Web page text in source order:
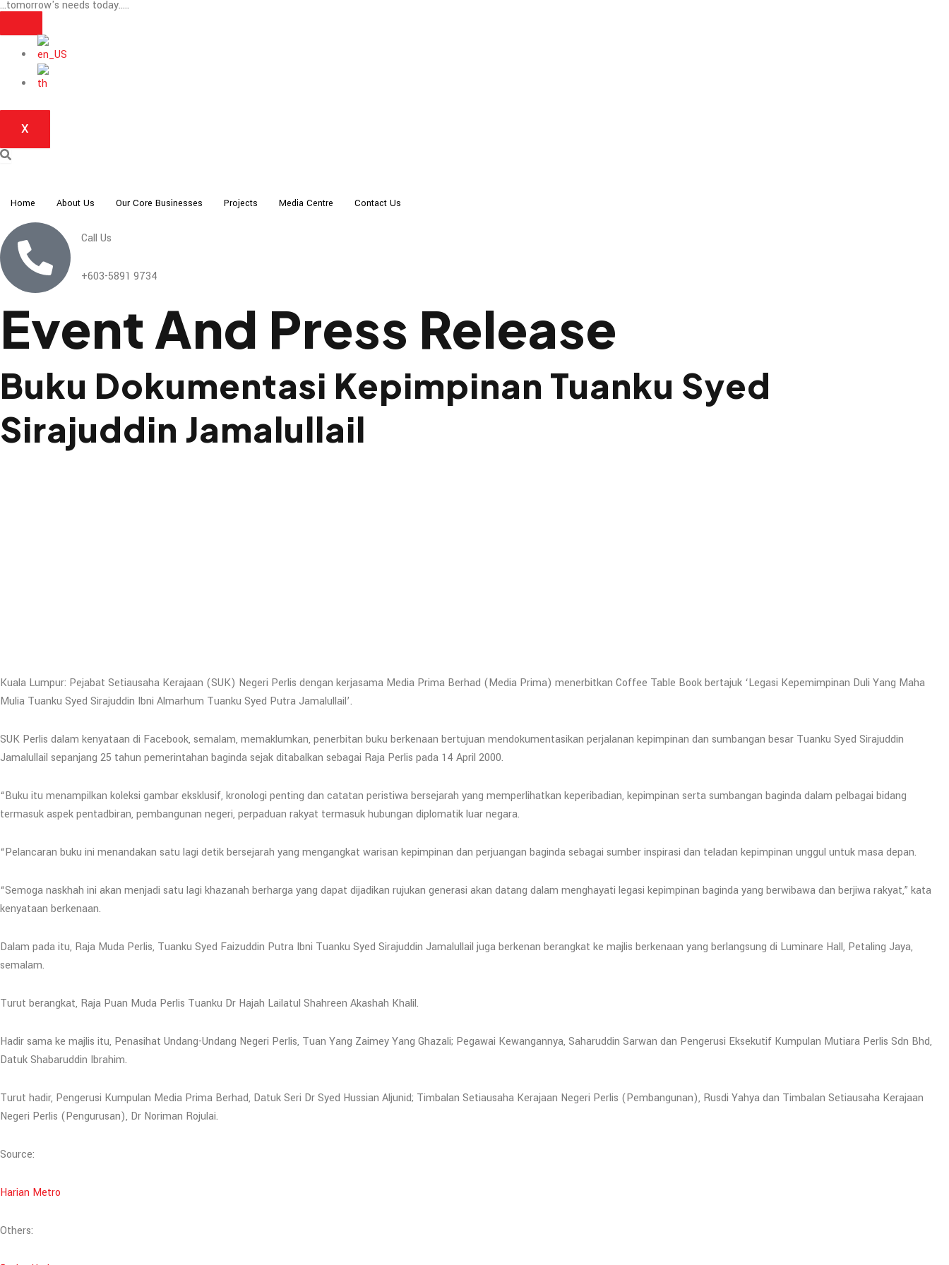
Skip
...tomorrow's needs today.....
X
Home About Us Our Core Businesses Projects Media Centre Contact Us
Call Us
+603-5891 9734
Event And Press Release
Buku Dokumentasi Kepimpinan Tuanku Syed
Sirajuddin Jamalullail
Kuala Lumpur: Pejabat Setiausaha Kerajaan (SUK) Negeri Perlis dengan kerjasama Media Prima Berhad (Media Prima) menerbitkan Coffee Table Book bertajuk ‘Legasi Kepemimpinan Duli Yang Maha
Mulia Tuanku Syed Sirajuddin Ibni Almarhum Tuanku Syed Putra Jamalullail’.
SUK Perlis dalam kenyataan di Facebook, semalam, memaklumkan, penerbitan buku berkenaan bertujuan mendokumentasikan perjalanan kepimpinan dan sumbangan besar Tuanku Syed Sirajuddin
Jamalullail sepanjang 25 tahun pemerintahan baginda sejak ditabalkan sebagai Raja Perlis pada 14 April 2000.
“Buku itu menampilkan koleksi gambar eksklusif, kronologi penting dan catatan peristiwa bersejarah yang memperlihatkan keperibadian, kepimpinan serta sumbangan baginda dalam pelbagai bidang
termasuk aspek pentadbiran, pembangunan negeri, perpaduan rakyat termasuk hubungan diplomatik luar negara.
“Pelancaran buku ini menandakan satu lagi detik bersejarah yang mengangkat warisan kepimpinan dan perjuangan baginda sebagai sumber inspirasi dan teladan kepimpinan unggul untuk masa depan.
“Semoga naskhah ini akan menjadi satu lagi khazanah berharga yang dapat dijadikan rujukan generasi akan datang dalam menghayati legasi kepimpinan baginda yang berwibawa dan berjiwa rakyat,” kata
kenyataan berkenaan.
Dalam pada itu, Raja Muda Perlis, Tuanku Syed Faizuddin Putra Ibni Tuanku Syed Sirajuddin Jamalullail juga berkenan berangkat ke majlis berkenaan yang berlangsung di Luminare Hall, Petaling Jaya,
semalam.
Turut berangkat, Raja Puan Muda Perlis Tuanku Dr Hajah Lailatul Shahreen Akashah Khalil.
Hadir sama ke majlis itu, Penasihat Undang-Undang Negeri Perlis, Tuan Yang Zaimey Yang Ghazali; Pegawai Kewangannya, Saharuddin Sarwan dan Pengerusi Eksekutif Kumpulan Mutiara Perlis Sdn Bhd,
Datuk Shabaruddin Ibrahim.
Turut hadir, Pengerusi Kumpulan Media Prima Berhad, Datuk Seri Dr Syed Hussian Aljunid; Timbalan Setiausaha Kerajaan Negeri Perlis (Pembangunan), Rusdi Yahya dan Timbalan Setiausaha Kerajaan
Negeri Perlis (Pengurusan), Dr Noriman Rojulai.
Source:
Harian Metro
Others: